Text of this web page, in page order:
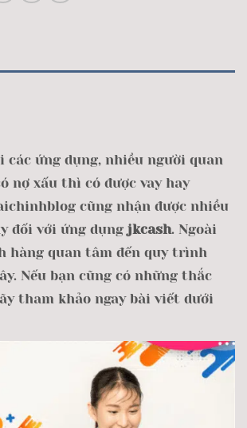
các ứng dụng, nhiều người quan
nợ xấu thì có được vay hay
cũng nhận được nhiều
đối với ứng dụng jkcash. Ngoài
hàng quan tâm đến quy trình
Nếu bạn cũng có những thắc
tham khảo ngay bài viết dưới